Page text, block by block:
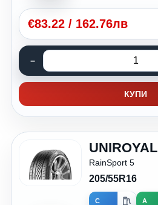
€83.22 / 162.76лв
КУПИ
UNIROYAL
RainSport 5
205/55R16
C A